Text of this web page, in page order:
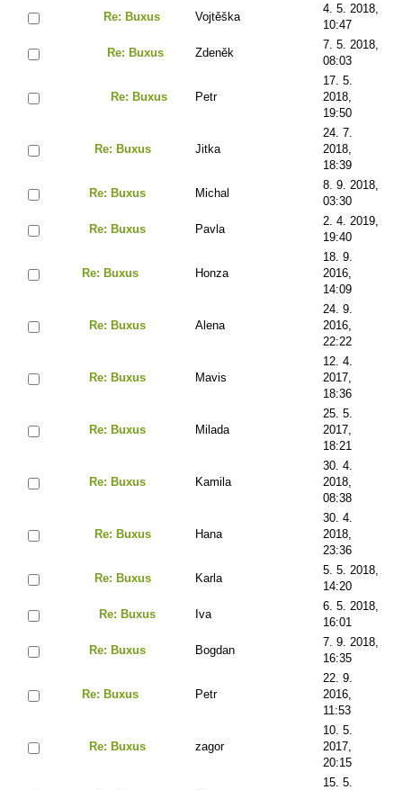
Re: Buxus Vojtěška
4. 5. 2018,
10:47
Re: Buxus Zdeněk
7. 5. 2018,
08:03
Re: Buxus Petr
17. 5.
2018,
19:50
Re: Buxus Jitka
24. 7.
2018,
18:39
Re: Buxus Michal
8. 9. 2018,
03:30
Re: Buxus Pavla
2. 4. 2019,
19:40
Re: Buxus Honza
18. 9.
2016,
14:09
Re: Buxus Alena
24. 9.
2016,
22:22
Re: Buxus Mavis
12. 4.
2017,
18:36
Re: Buxus Milada
25. 5.
2017,
18:21
Re: Buxus Kamila
30. 4.
2018,
08:38
Re: Buxus Hana
30. 4.
2018,
23:36
Re: Buxus Karla
5. 5. 2018,
14:20
Re: Buxus Iva
6. 5. 2018,
16:01
Re: Buxus Bogdan
7. 9. 2018,
16:35
Re: Buxus Petr
22. 9.
2016,
11:53
Re: Buxus zagor
10. 5.
2017,
20:15
15. 5.